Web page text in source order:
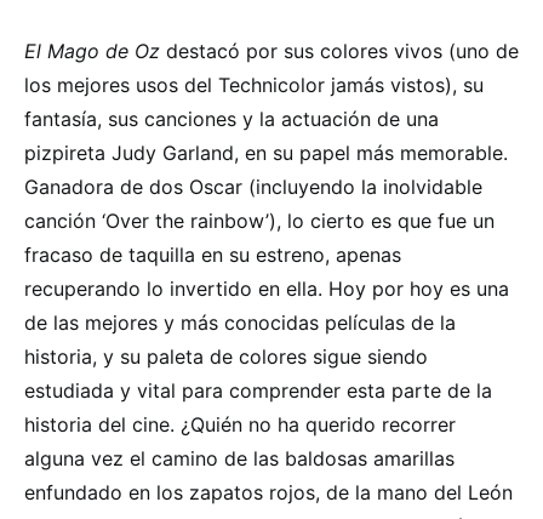
El Mago de Oz destacó por sus colores vivos (uno de
los mejores usos del Technicolor jamás vistos), su
fantasía, sus canciones y la actuación de una
pizpireta Judy Garland, en su papel más memorable.
Ganadora de dos Oscar (incluyendo la inolvidable
canción ‘Over the rainbow’), lo cierto es que fue un
fracaso de taquilla en su estreno, apenas
recuperando lo invertido en ella. Hoy por hoy es una
de las mejores y más conocidas películas de la
historia, y su paleta de colores sigue siendo
estudiada y vital para comprender esta parte de la
historia del cine. ¿Quién no ha querido recorrer
alguna vez el camino de las baldosas amarillas
enfundado en los zapatos rojos, de la mano del León